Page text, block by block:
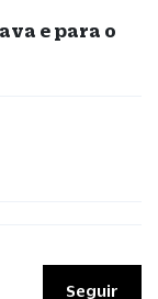
e para o
Seguir